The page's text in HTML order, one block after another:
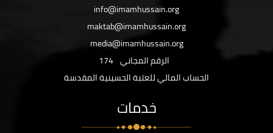
info@imamhussain.org
maktab@imamhussain.org
media@imamhussain.org
الرقم المجاني 174
الحساب المالي للعتبة الحسينية المقدسة
خدمات